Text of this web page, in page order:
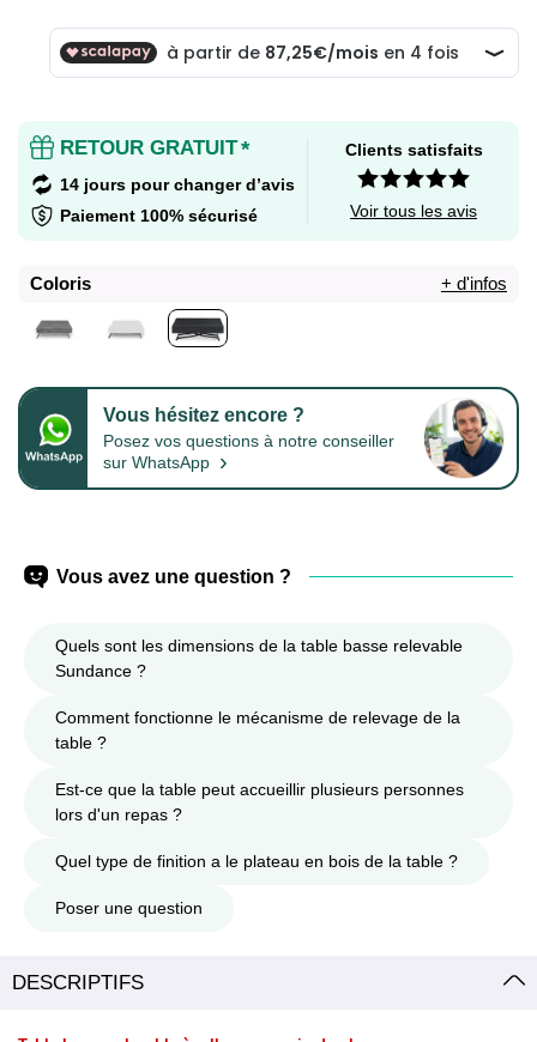
RETOUR GRATUIT*
14 jours pour changer d’avis
Paiement 100% sécurisé
Clients satisfaits
Voir tous les avis
Coloris + d'infos
Vous hésitez encore ?
Posez vos questions à notre conseiller
sur WhatsApp ›
Vous avez une question ?
Quels sont les dimensions de la table basse relevable
Sundance ?
Comment fonctionne le mécanisme de relevage de la
table ?
Est-ce que la table peut accueillir plusieurs personnes
lors d'un repas ?
Quel type de finition a le plateau en bois de la table ?
Poser une question
DESCRIPTIFS